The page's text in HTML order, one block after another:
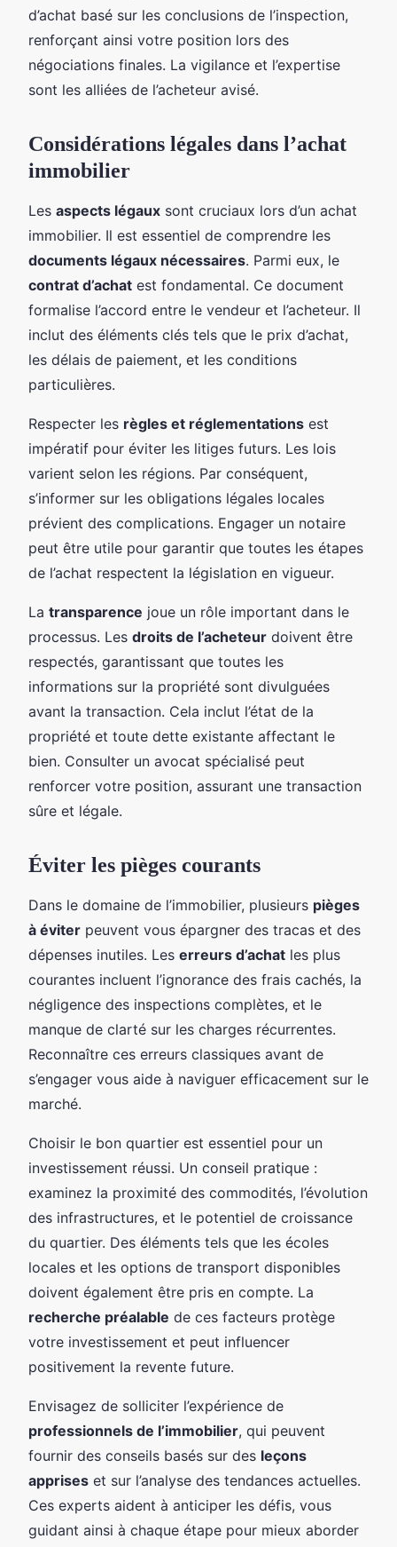
d’achat basé sur les conclusions de l’inspection,
renforçant ainsi votre position lors des
négociations finales. La vigilance et l’expertise
sont les alliées de l’acheteur avisé.
Considérations légales dans l’achat
immobilier
Les aspects légaux sont cruciaux lors d’un achat
immobilier. Il est essentiel de comprendre les
documents légaux nécessaires. Parmi eux, le
contrat d’achat est fondamental. Ce document
formalise l’accord entre le vendeur et l’acheteur. Il
inclut des éléments clés tels que le prix d’achat,
les délais de paiement, et les conditions
particulières.
Respecter les règles et réglementations est
impératif pour éviter les litiges futurs. Les lois
varient selon les régions. Par conséquent,
s’informer sur les obligations légales locales
prévient des complications. Engager un notaire
peut être utile pour garantir que toutes les étapes
de l’achat respectent la législation en vigueur.
La transparence joue un rôle important dans le
processus. Les droits de l’acheteur doivent être
respectés, garantissant que toutes les
informations sur la propriété sont divulguées
avant la transaction. Cela inclut l’état de la
propriété et toute dette existante affectant le
bien. Consulter un avocat spécialisé peut
renforcer votre position, assurant une transaction
sûre et légale.
Éviter les pièges courants
Dans le domaine de l’immobilier, plusieurs pièges
à éviter peuvent vous épargner des tracas et des
dépenses inutiles. Les erreurs d’achat les plus
courantes incluent l’ignorance des frais cachés, la
négligence des inspections complètes, et le
manque de clarté sur les charges récurrentes.
Reconnaître ces erreurs classiques avant de
s’engager vous aide à naviguer efficacement sur le
marché.
Choisir le bon quartier est essentiel pour un
investissement réussi. Un conseil pratique :
examinez la proximité des commodités, l’évolution
des infrastructures, et le potentiel de croissance
du quartier. Des éléments tels que les écoles
locales et les options de transport disponibles
doivent également être pris en compte. La
recherche préalable de ces facteurs protège
votre investissement et peut influencer
positivement la revente future.
Envisagez de solliciter l’expérience de
professionnels de l’immobilier, qui peuvent
fournir des conseils basés sur des leçons
apprises et sur l’analyse des tendances actuelles.
Ces experts aident à anticiper les défis, vous
guidant ainsi à chaque étape pour mieux aborder